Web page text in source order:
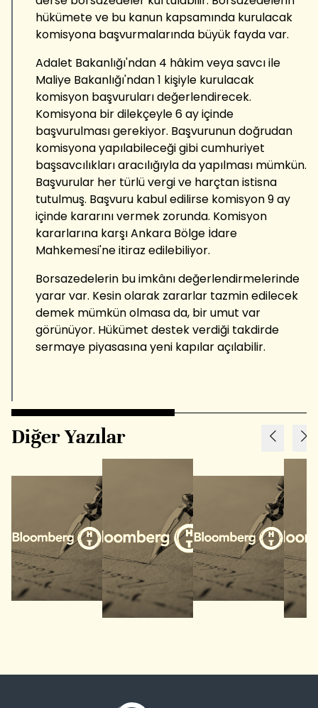
hükümete ve bu kanun kapsamında kurulacak
komisyona başvurmalarında büyük fayda var.
Adalet Bakanlığı'ndan 4 hâkim veya savcı ile
Maliye Bakanlığı'ndan 1 kişiyle kurulacak
komisyon başvuruları değerlendirecek.
Komisyona bir dilekçeyle 6 ay içinde
başvurulması gerekiyor. Başvurunun doğrudan
komisyona yapılabileceği gibi cumhuriyet
başsavcılıkları aracılığıyla da yapılması mümkün.
Başvurular her türlü vergi ve harçtan istisna
tutulmuş. Başvuru kabul edilirse komisyon 9 ay
içinde kararını vermek zorunda. Komisyon
kararlarına karşı Ankara Bölge İdare
Mahkemesi'ne itiraz edilebiliyor.
Borsazedelerin bu imkânı değerlendirmelerinde
yarar var. Kesin olarak zararlar tazmin edilecek
demek mümkün olmasa da, bir umut var
görünüyor. Hükümet destek verdiği takdirde
sermaye piyasasına yeni kapılar açılabilir.
Diğer Yazılar